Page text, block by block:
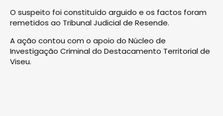
O suspeito foi constituído arguido e os factos foram
remetidos ao Tribunal Judicial de Resende.
A ação contou com o apoio do Núcleo de
Investigação Criminal do Destacamento Territorial de
Viseu.